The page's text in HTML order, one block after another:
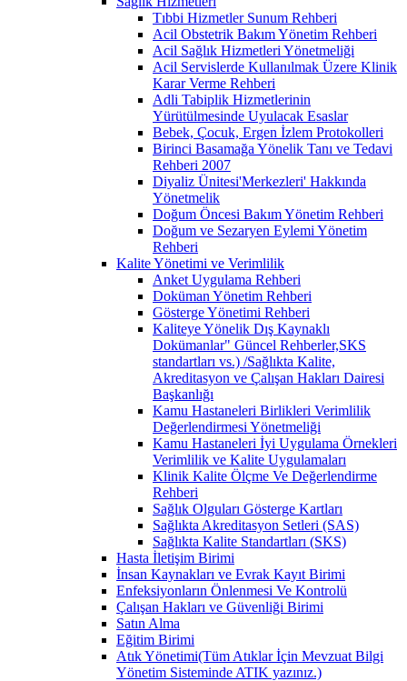
Tıbbi Hizmetler Sunum Rehberi
Acil Obstetrik Bakım Yönetim Rehberi
Acil Sağlık Hizmetleri Yönetmeliği
Acil Servislerde Kullanılmak Üzere Klinik
Karar Verme Rehberi
Adli Tabiplik Hizmetlerinin
Yürütülmesinde Uyulacak Esaslar
Bebek, Çocuk, Ergen İzlem Protokolleri
Birinci Basamağa Yönelik Tanı ve Tedavi
Rehberi 2007
Diyaliz Ünitesi'Merkezleri' Hakkında
Yönetmelik
Doğum Öncesi Bakım Yönetim Rehberi
Doğum ve Sezaryen Eylemi Yönetim
Rehberi
Kalite Yönetimi ve Verimlilik
Anket Uygulama Rehberi
Doküman Yönetim Rehberi
Gösterge Yönetimi Rehberi
Kaliteye Yönelik Dış Kaynaklı
Dokümanlar" Güncel Rehberler,SKS
standartları vs.) /Sağlıkta Kalite,
Akreditasyon ve Çalışan Hakları Dairesi
Başkanlığı
Kamu Hastaneleri Birlikleri Verimlilik
Değerlendirmesi Yönetmeliği
Kamu Hastaneleri İyi Uygulama Örnekleri
Verimlilik ve Kalite Uygulamaları
Klinik Kalite Ölçme Ve Değerlendirme
Rehberi
Sağlık Olguları Gösterge Kartları
Sağlıkta Akreditasyon Setleri (SAS)
Sağlıkta Kalite Standartları (SKS)
Hasta İletişim Birimi
İnsan Kaynakları ve Evrak Kayıt Birimi
Enfeksiyonların Önlenmesi Ve Kontrolü
Çalışan Hakları ve Güvenliği Birimi
Satın Alma
Eğitim Birimi
Atık Yönetimi(Tüm Atıklar İçin Mevzuat Bilgi
Yönetim Sisteminde ATIK yazınız.)